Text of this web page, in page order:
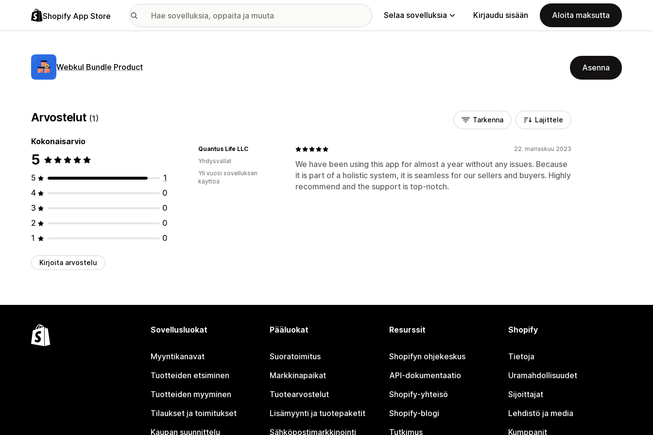
Shopify App Store Selaa sovelluksia Kirjaudu sisään Aloita maksutta
Webkul Bundle Product Asenna
Arvostelut (1)
Kokonaisarvio
5
5
1
4
0
3
0
2
0
1
0
Kirjoita arvostelu
Tarkenna Lajittele
22. marraskuu 2023
We have been using this app for almost a year without any issues. Because
it is part of a holistic system, it is seamless for our sellers and buyers. Highly
recommend and the support is top-notch.
Quantus Life LLC
Yhdysvallat
Yli vuosi sovelluksen
käyttöä
Sovellusluokat
Myyntikanavat
Tuotteiden etsiminen
Tuotteiden myyminen
Tilaukset ja toimitukset
Kaupan suunnittelu
Pääluokat
Suoratoimitus
Markkinapaikat
Tuotearvostelut
Lisämyynti ja tuotepaketit
Sähköpostimarkkinointi
Resurssit
Shopifyn ohjekeskus
API-dokumentaatio
Shopify-yhteisö
Shopify-blogi
Tutkimus
Shopify
Tietoja
Uramahdollisuudet
Sijoittajat
Lehdistö ja media
Kumppanit